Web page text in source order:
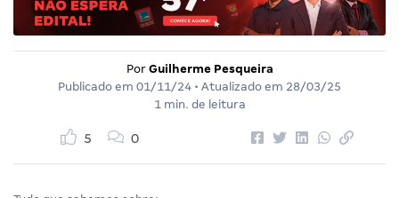
Por Guilherme Pesqueira
Publicado em 01/11/24 • Atualizado em 28/03/25
1 min. de leitura
5 0